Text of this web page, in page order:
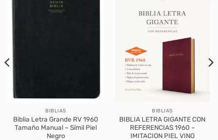
BIBLIAS
Biblia Letra Grande RV 1960
Tamaño Manual – Símil Piel
Negro
BIBLIAS
BIBLIA LETRA GIGANTE CON
REFERENCIAS 1960 –
IMITACION PIEL VINO